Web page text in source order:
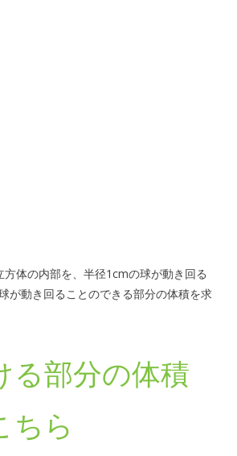
体の内部を、半径1cmの球が動き回る
が動き回ることのできる部分の体積を求
る部分の体積
ちら